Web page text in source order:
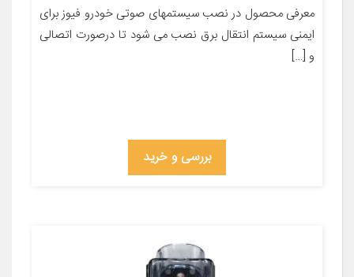
معرفی محصول در نصب سیستمهای صوتی خودرو فیوز برای
ایمنی سیستم انتقال برق نصب می شود تا درصورت اتصالی
و […]
بررسی و خرید